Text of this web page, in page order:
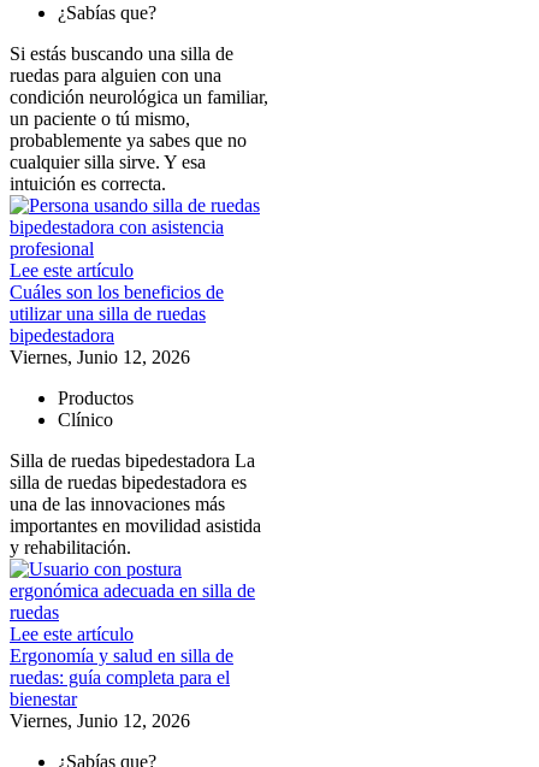
¿Sabías que?
Si estás buscando una silla de
ruedas para alguien con una
condición neurológica un familiar,
un paciente o tú mismo,
probablemente ya sabes que no
cualquier silla sirve. Y esa
intuición es correcta.
Lee este artículo
Cuáles son los beneficios de
utilizar una silla de ruedas
bipedestadora
Viernes, Junio 12, 2026
Productos
Clínico
Silla de ruedas bipedestadora La
silla de ruedas bipedestadora es
una de las innovaciones más
importantes en movilidad asistida
y rehabilitación.
Lee este artículo
Ergonomía y salud en silla de
ruedas: guía completa para el
bienestar
Viernes, Junio 12, 2026
¿Sabías que?